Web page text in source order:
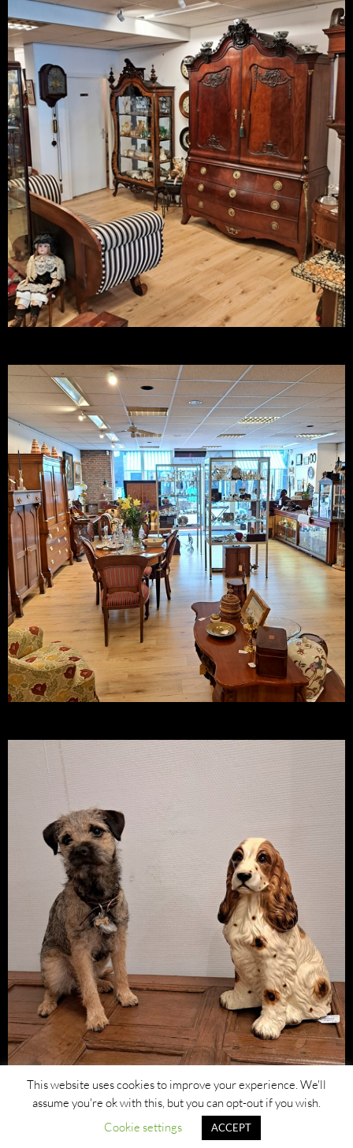
Ondersteund door WordPress
This website uses cookies to improve your experience. We'll
assume you're ok with this, but you can opt-out if you wish.
Cookie settings
ACCEPT